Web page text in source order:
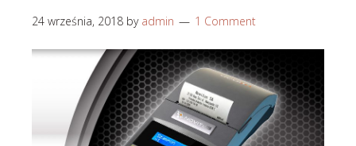
24 września, 2018 by admin 1 Comment